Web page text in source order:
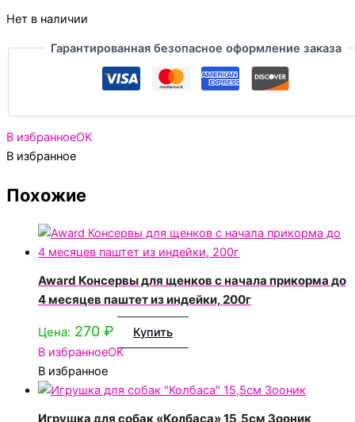
Нет в наличии
Гарантированная безопасное оформление заказа
В избранноеOK
В избранное
Похожие
Award Консервы для щенков с начала прикорма до
4 месяцев паштет из индейки, 200г
Цена: 270 ₽
Купить
В избранноеOK
В избранное
Игрушка для собак «Колбаса» 15,5см Зооник